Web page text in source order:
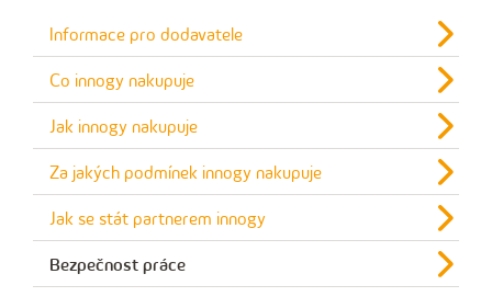
Informace pro dodavatele
Co innogy nakupuje
Jak innogy nakupuje
Za jakých podmínek innogy nakupuje
Jak se stát partnerem innogy
Bezpečnost práce